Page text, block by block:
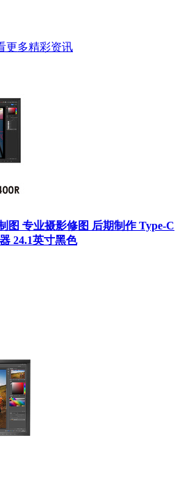
更多精彩资讯
图 专业摄影修图 后期制作 Type-C
24.1英寸黑色